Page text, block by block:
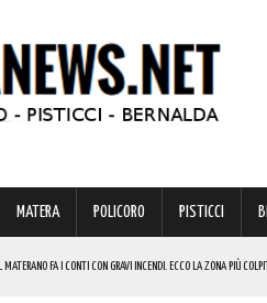
MATERA POLICORO PISTICCI
IL MATERANO FA I CONTI CON GRAVI INCENDI. ECCO LA ZONA PIÙ